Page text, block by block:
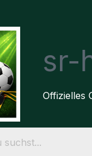
sr-
Offizielles